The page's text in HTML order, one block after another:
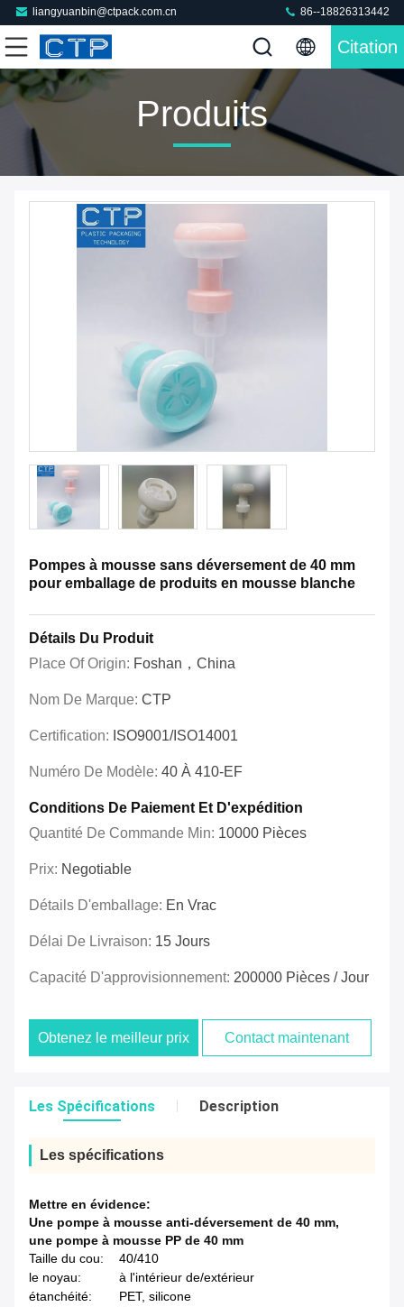
liangyuanbin@ctpack.com.cn 86--18826313442
Citation
Produits
Pompes à mousse sans déversement de 40 mm
pour emballage de produits en mousse blanche
Détails Du Produit
Place Of Origin: Foshan，China
Nom De Marque: CTP
Certification: ISO9001/ISO14001
Numéro De Modèle: 40 À 410-EF
Conditions De Paiement Et D'expédition
Quantité De Commande Min: 10000 Pièces
Prix: Negotiable
Détails D'emballage: En Vrac
Délai De Livraison: 15 Jours
Capacité D'approvisionnement: 200000 Pièces / Jour
Obtenez le meilleur prix Contact maintenant
Les Spécifications Description
Les spécifications
Mettre en évidence:
Une pompe à mousse anti-déversement de 40 mm,
une pompe à mousse PP de 40 mm
Taille du cou:
40/410
le noyau:
à l'intérieur de/extérieur
étanchéité:
PET, silicone